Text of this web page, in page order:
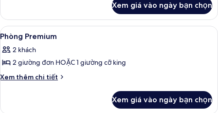
Phòng
Suite
Junior
Xem giá vào ngày bạn chọn
Xem
tất
cả
ảnh
Phòng
Phòng Premium | Bộ đồ giường cao
5
Phòng Premium
2 khách
2 giường đơn HOẶC 1 giường cỡ king
Xem thêm chi tiết
Chi
Xem giá vào ngày bạn chọn